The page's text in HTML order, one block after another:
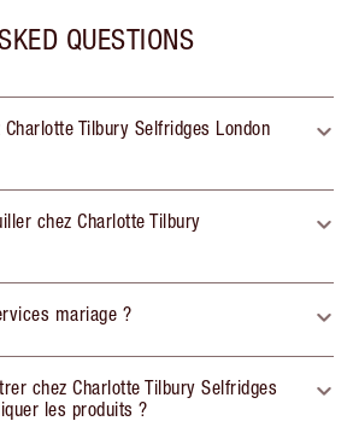
QUESTIONS
Tilbury Selfridges London
chez Charlotte Tilbury
mariage ?
chez Charlotte Tilbury Selfridges
les produits ?